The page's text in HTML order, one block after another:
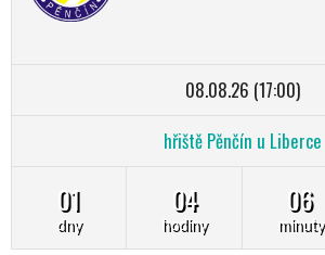
08.08.26 (17:00)
hřiště Pěnčín u Liberce
01
dny
04
hodiny
06
minuty